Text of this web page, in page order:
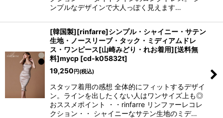
ンプルなデザインで大人っぽく見えます…
[韓国製][rinfarre]シンプル・シャイニー・サテン
生地・ノースリーブ・タック・ミディアムドレ
ス・ワンピース[山崎みどり・れお着用][送料無
料]mycp [cd-k05832t]
19,250 円 (税込)
スタッフ着用の感想 全体的にフィットするデザイ
ン。ラインを出したくない人はワンサイズ上も◎
おススメポイント ・・rinfarre リンファーレコレ
クション・・ シャイニーなサテン生地のミデ…